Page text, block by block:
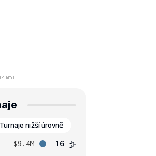
Turnaje nižší úrovně
$9.4M
16